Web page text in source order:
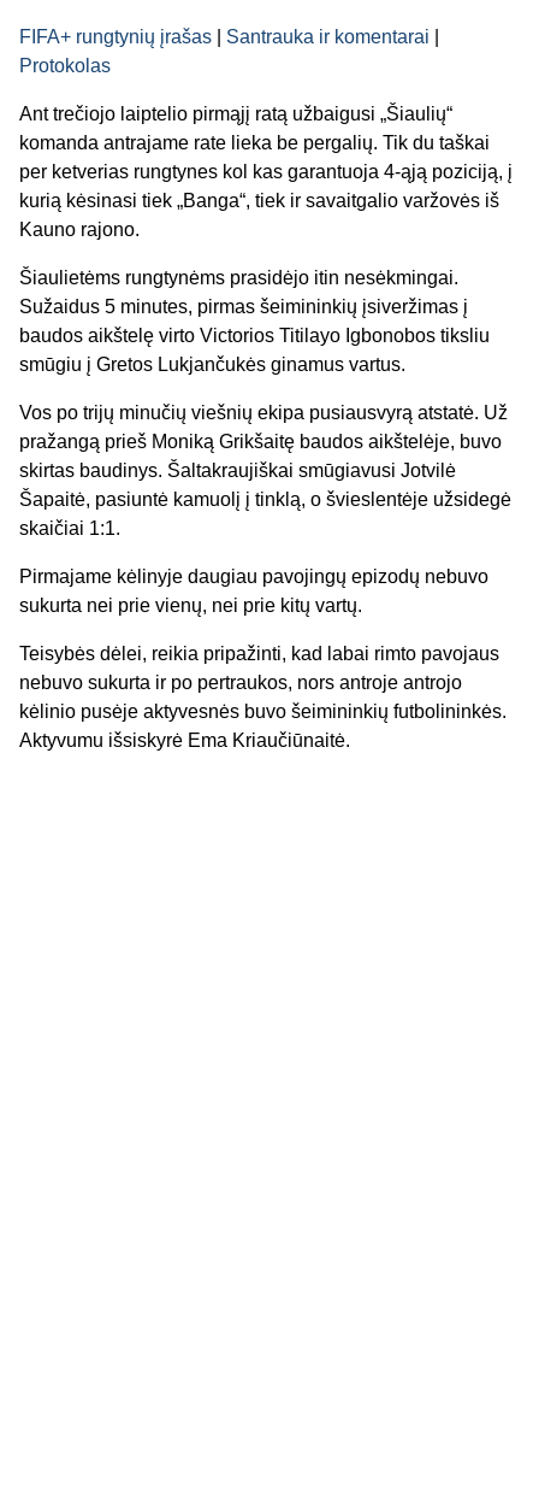
FIFA+ rungtynių įrašas Santrauka ir komentarai
Protokolas
Ant trečiojo laiptelio pirmąjį ratą užbaigusi „Šiaulių“
komanda antrajame rate lieka be pergalių. Tik du taškai
per ketverias rungtynes kol kas garantuoja 4-ąją poziciją, į
kurią kėsinasi tiek „Banga“, tiek ir savaitgalio varžovės iš
Kauno rajono.
Šiaulietėms rungtynėms prasidėjo itin nesėkmingai.
Sužaidus 5 minutes, pirmas šeimininkių įsiveržimas į
baudos aikštelę virto Victorios Titilayo Igbonobos tiksliu
smūgiu į Gretos Lukjančukės ginamus vartus.
Vos po trijų minučių viešnių ekipa pusiausvyrą atstatė. Už
pražangą prieš Moniką Grikšaitę baudos aikštelėje, buvo
skirtas baudinys. Šaltakraujiškai smūgiavusi Jotvilė
Šapaitė, pasiuntė kamuolį į tinklą, o švieslentėje užsidegė
skaičiai 1:1.
Pirmajame kėlinyje daugiau pavojingų epizodų nebuvo
sukurta nei prie vienų, nei prie kitų vartų.
Teisybės dėlei, reikia pripažinti, kad labai rimto pavojaus
nebuvo sukurta ir po pertraukos, nors antroje antrojo
kėlinio pusėje aktyvesnės buvo šeimininkių futbolininkės.
Aktyvumu išsiskyrė Ema Kriaučiūnaitė.